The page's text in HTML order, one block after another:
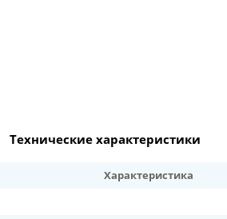
Технические характеристики
Характеристика